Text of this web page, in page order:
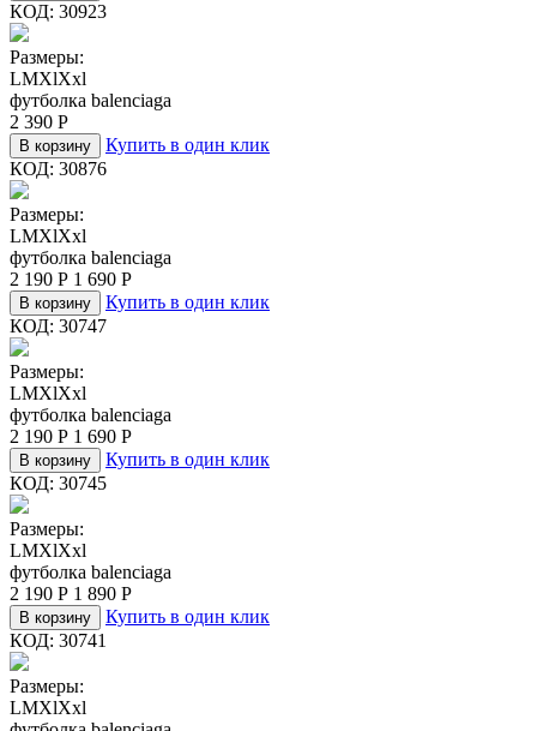
КОД: 30923
Размеры:
LMXlXxl
футболка balenciaga
2 390 Р
В корзину
Купить в один клик
КОД: 30876
Размеры:
LMXlXxl
футболка balenciaga
2 190 Р 1 690 Р
В корзину
Купить в один клик
КОД: 30747
Размеры:
LMXlXxl
футболка balenciaga
2 190 Р 1 690 Р
В корзину
Купить в один клик
КОД: 30745
Размеры:
LMXlXxl
футболка balenciaga
2 190 Р 1 890 Р
В корзину
Купить в один клик
КОД: 30741
Размеры:
LMXlXxl